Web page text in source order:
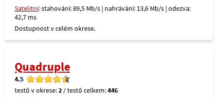
Satelitní: stahování: 89,5 Mb/s | nahrávání: 13,6 Mb/s | odezva:
42,7 ms
Dostupnost v celém okrese.
Quadruple
4.5
testů v okrese:2 / testů celkem:446